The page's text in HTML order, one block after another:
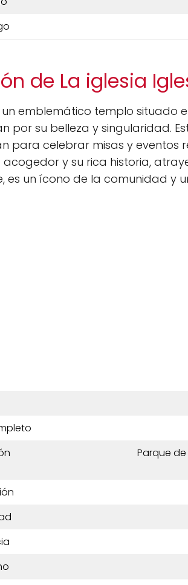
de La iglesia
un emblemático templo situado
por su belleza y singularidad.
para celebrar misas y eventos
y su rica historia,
es un ícono de la comunidad y
Parque